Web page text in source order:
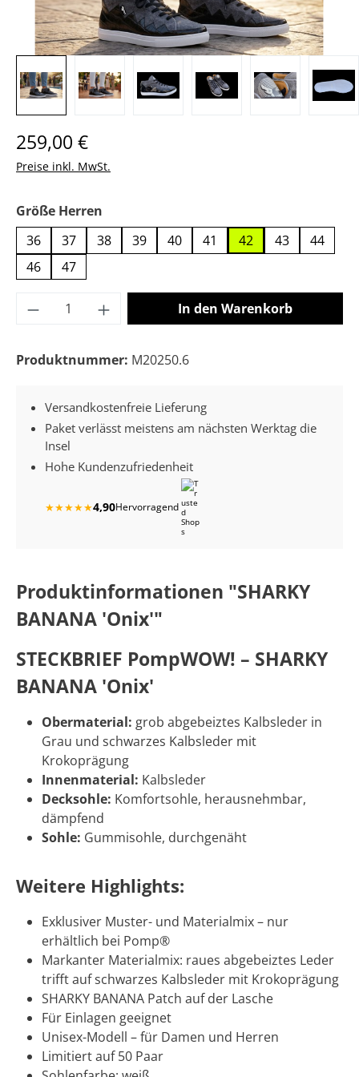
Regulärer Preis:
259,00 €
Preise inkl. MwSt.
Größe Herren
36
37 38 39 40 41 42 43
44
46
47
Produkt Anzahl: Gib den gewünschten
In den Warenkorb
Produktnummer: M20250.6
Versandkostenfreie Lieferung
Paket verlässt meistens am nächsten Werktag die
Insel
Hohe Kundenzufriedenheit
★★★★★4,90Hervorragend
Produktinformationen "SHARKY
BANANA 'Onix'"
STECKBRIEF PompWOW! – SHARKY
BANANA 'Onix'
Obermaterial: grob abgebeiztes Kalbsleder in
Grau und schwarzes Kalbsleder mit
Krokoprägung
Innenmaterial: Kalbsleder
Decksohle: Komfortsohle, herausnehmbar,
dämpfend
Sohle: Gummisohle, durchgenäht
Weitere Highlights:
Exklusiver Muster- und Materialmix – nur
erhältlich bei Pomp®
Markanter Materialmix: raues abgebeiztes Leder
trifft auf schwarzes Kalbsleder mit Krokoprägung
SHARKY BANANA Patch auf der Lasche
Für Einlagen geeignet
Unisex-Modell – für Damen und Herren
Limitiert auf 50 Paar